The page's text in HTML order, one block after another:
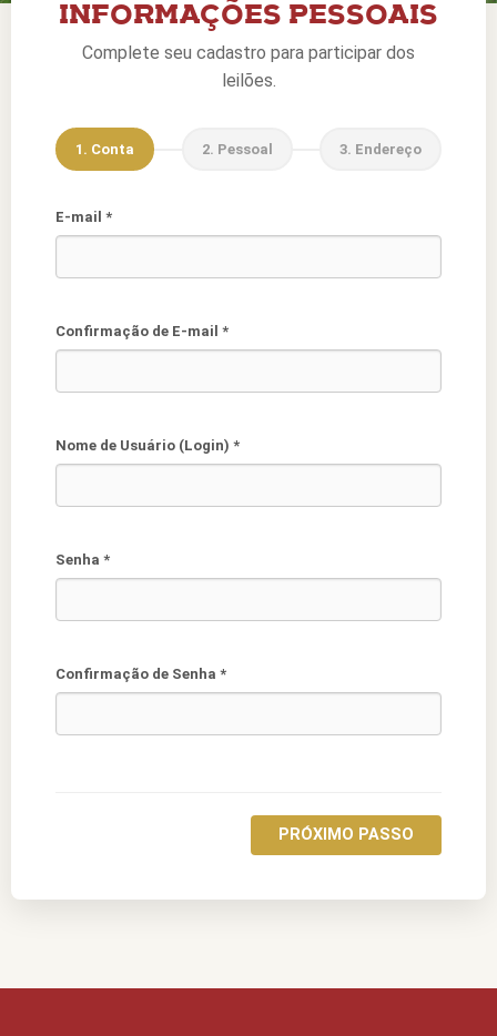
INFORMAÇÕES PESSOAIS
Complete seu cadastro para participar dos
leilões.
1. Conta 2. Pessoal 3. Endereço
E-mail *
Confirmação de E-mail *
Nome de Usuário (Login) *
Senha *
Confirmação de Senha *
PRÓXIMO PASSO